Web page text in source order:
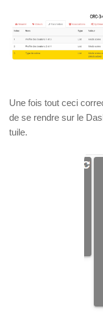
Une fois tout ceci
de se rendre sur le
tuile.